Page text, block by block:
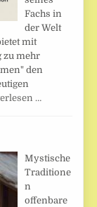
Fachs in
der Welt
mit
zu mehr
den
…
Mystische
Traditione
n
offenbare